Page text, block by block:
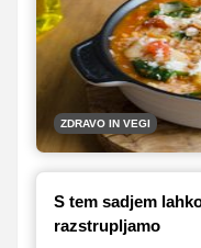
jesenskih zdravih
ZDRAVO IN VEGI
S tem sadjem
razstrupljamo